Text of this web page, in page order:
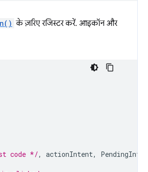
के ज़रिए रजिस्टर करें. आइकॉन और
code */, actionIntent, PendingIntent